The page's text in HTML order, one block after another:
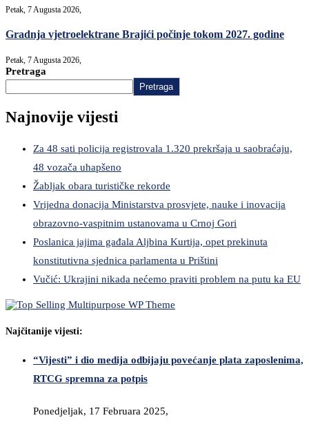
Petak, 7 Augusta 2026,
Gradnja vjetroelektrane Brajići počinje tokom 2027. godine
Petak, 7 Augusta 2026,
Pretraga
Pretraga
Najnovije vijesti
Za 48 sati policija registrovala 1.320 prekršaja u saobraćaju,
48 vozača uhapšeno
Žabljak obara turističke rekorde
Vrijedna donacija Ministarstva prosvjete, nauke i inovacija
obrazovno-vaspitnim ustanovama u Crnoj Gori
Poslanica jajima gađala Aljbina Kurtija, opet prekinuta
konstitutivna sjednica parlamenta u Prištini
Vučić: Ukrajini nikada nećemo praviti problem na putu ka EU
Najčitanije vijesti:
“Vijesti” i dio medija odbijaju povećanje plata zaposlenima,
RTCG spremna za potpis
Ponedjeljak, 17 Februara 2025,